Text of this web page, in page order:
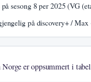
sesong 8 per 2025 (VG
på discovery+ /
er oppsummert i